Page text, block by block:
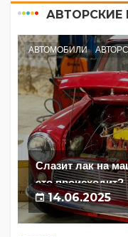
АВТОРСКИЕ
АВТОМОБИЛИ
Слазит лак на
это происходит?
14.06.2025